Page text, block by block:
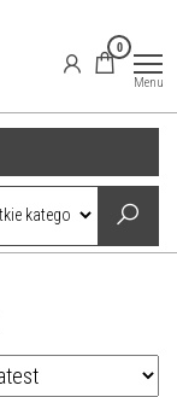
0
Menu